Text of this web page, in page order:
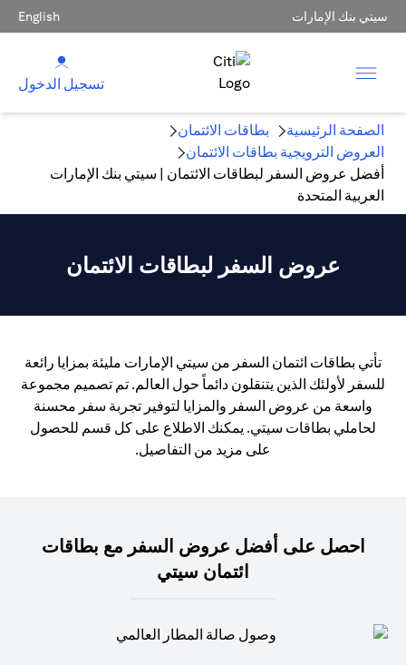
سيتي بنك الإمارات English
تسجيل الدخول
الصفحة الرئيسية
بطاقات الائتمان
العروض الترويجية بطاقات الائتمان
أفضل عروض السفر لبطاقات الائتمان | سيتي بنك الإمارات
العربية المتحدة
عروض السفر لبطاقات الائتمان
تأتي بطاقات ائتمان السفر من سيتي الإمارات مليئة بمزايا رائعة
للسفر لأولئك الذين يتنقلون دائماً حول العالم. تم تصميم مجموعة
واسعة من عروض السفر والمزايا لتوفير تجربة سفر محسنة
لحاملي بطاقات سيتي. يمكنك الاطلاع على كل قسم للحصول
على مزيد من التفاصيل.
احصل على أفضل عروض السفر مع بطاقات
ائتمان سيتي